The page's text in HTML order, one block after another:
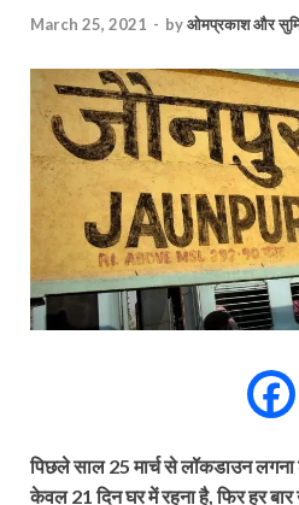
March 25, 2021 - byओमप्रकाश और
पिछले साल 25 मार्च से लॉकडाउन
केवल 21 दिन घर में रहना है, फिर हर